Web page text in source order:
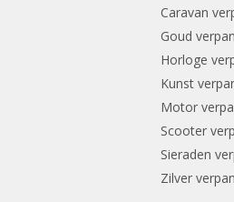
Caravan
Goud
Horloge
Kunst
Motor
Scooter
Sieraden
Zilver